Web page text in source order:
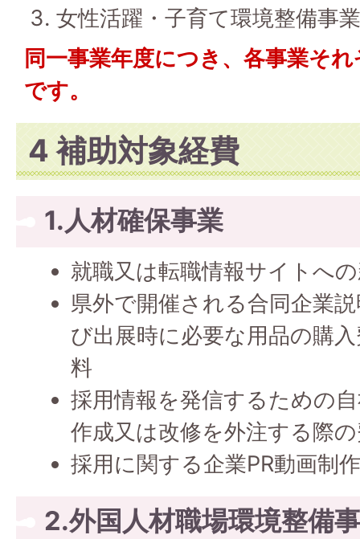
女性活躍・子育て環境整備事業
同一事業年度につき、各事業そ
です。
4 補助対象経費
1.人材確保事業
就職又は転職情報サイトへ
県外で開催される合同企業
び出展時に必要な用品の購
料
採用情報を発信するための
作成又は改修を外注する際
採用に関する企業PR動画制
2.外国人材職場環境整備